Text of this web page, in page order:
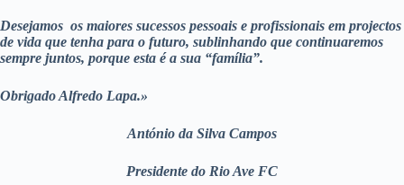
Desejamos os maiores sucessos pessoais e profissionais em projectos
de vida que tenha para o futuro, sublinhando que continuaremos
sempre juntos, porque esta é a sua “família”.
Obrigado Alfredo Lapa.»
António da Silva Campos
Presidente do Rio Ave FC